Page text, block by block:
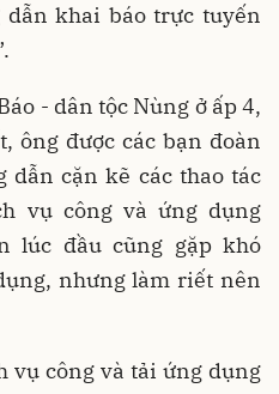
khai báo trực tuyến
- dân tộc Nùng ở ấp 4,
ông được các bạn đoàn
cặn kẽ các thao tác
vụ công và ứng dụng
lúc đầu cũng gặp khó
nhưng làm riết nên
vụ công và tải ứng dụng